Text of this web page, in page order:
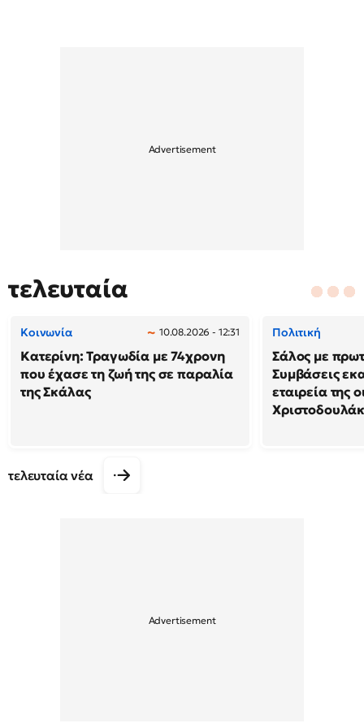
τελευταία
Κοινωνία 10.08.2026 - 12:31
Κατερίνη: Τραγωδία με 74χρονη
που έχασε τη ζωή της σε παραλία
της Σκάλας
Πολιτική
Σάλος με
Συμβάσεις
εταιρεία της
τελευταία νέα